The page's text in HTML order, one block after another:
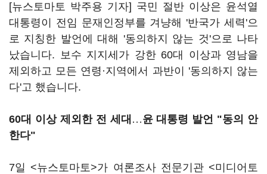
[뉴스토마토 박주용 기자] 국민 절반 이상은 윤석열
대통령이 전임 문재인정부를 겨냥해 '반국가 세력'으
로 지칭한 발언에 대해 '동의하지 않는 것'으로 나타
났습니다. 보수 지지세가 강한 60대 이상과 영남을
제외하고 모든 연령·지역에서 과반이 '동의하지 않는
다'고 했습니다.
60대 이상 제외한 전 세대 …윤 대통령 발언 "동의 안
한다"
7일 <뉴스토마토>가 여론조사 전문기관 <미디어토